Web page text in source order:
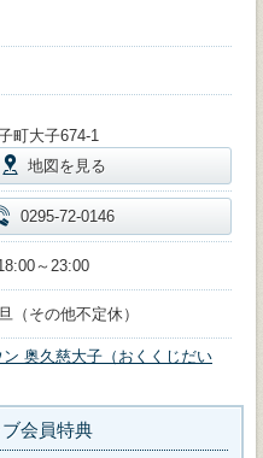
町大子674-1
地図を見る
0295-72-0146
～23:00
（その他不定休）
奥久慈大子（おくくじだい
会員特典